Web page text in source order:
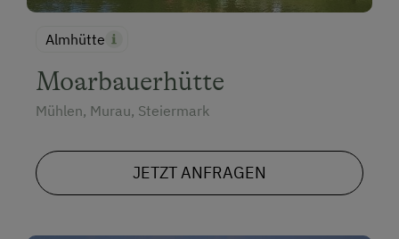
Hund erlaubt
Almhütte
Moarbauerhütte
Mühlen, Murau, Steiermark
JETZT ANFRAGEN